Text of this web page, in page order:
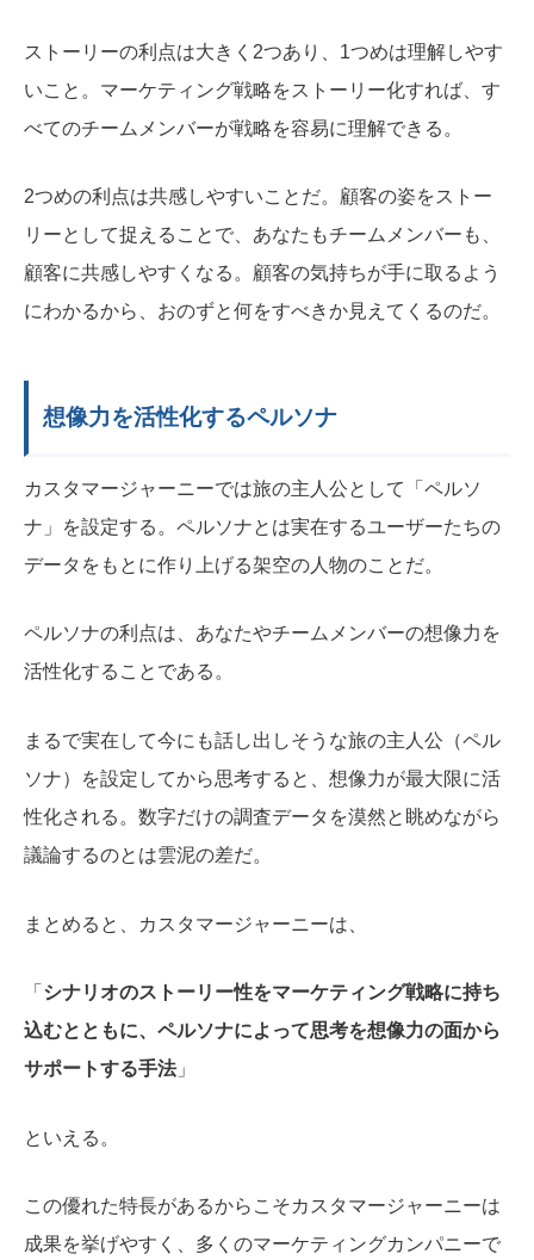
ストーリーの利点は大きく2つあり、1つめは理解しやす
いこと。マーケティング戦略をストーリー化すれば、す
べてのチームメンバーが戦略を容易に理解できる。
2つめの利点は共感しやすいことだ。顧客の姿をストー
リーとして捉えることで、あなたもチームメンバーも、
顧客に共感しやすくなる。顧客の気持ちが手に取るよう
にわかるから、おのずと何をすべきか見えてくるのだ。
想像力を活性化するペルソナ
カスタマージャーニーでは旅の主人公として「ペルソ
ナ」を設定する。ペルソナとは実在するユーザーたちの
データをもとに作り上げる架空の人物のことだ。
ペルソナの利点は、あなたやチームメンバーの想像力を
活性化することである。
まるで実在して今にも話し出しそうな旅の主人公（ペル
ソナ）を設定してから思考すると、想像力が最大限に活
性化される。数字だけの調査データを漠然と眺めながら
議論するのとは雲泥の差だ。
まとめると、カスタマージャーニーは、
「 シナリオのストーリー性をマーケティング戦略に持ち
込むとともに、ペルソナによって思考を想像力の面から
サポートする手法」
といえる。
この優れた特長があるからこそカスタマージャーニーは
成果を挙げやすく、多くのマーケティングカンパニーで